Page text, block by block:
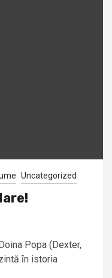
Uncategorized
Popa (Dexter,
ȋn istoria